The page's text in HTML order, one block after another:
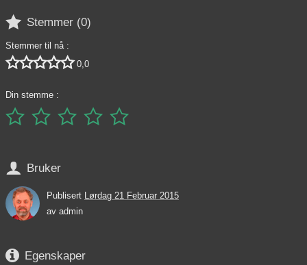
 Stemmer (0)
Stemmer til nå :
 0,0
Din stemme :
    
 Bruker
Publisert Lørdag 21 Februar 2015
av admin
 Egenskaper